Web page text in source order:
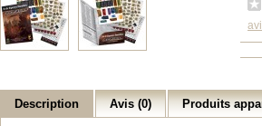
Description Avis (0) Produits